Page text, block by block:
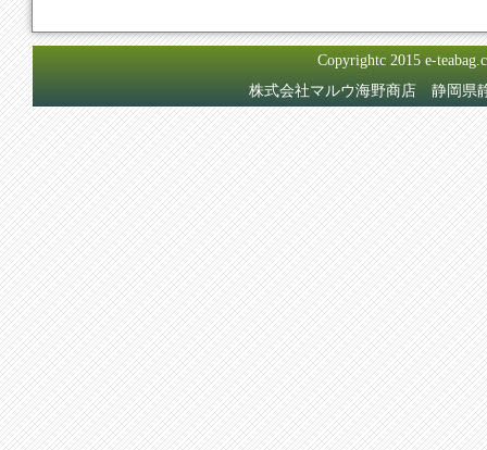
Copyrightc 2015 e-
株式会社マルウ海野商店 静岡県